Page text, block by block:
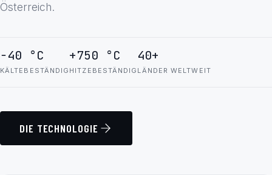
Österreich.
−40 °C
KÄLTEBESTÄNDIG
+750 °C
HITZEBESTÄNDIG
40+
LÄNDER WELTWEIT
DIE TECHNOLOGIE